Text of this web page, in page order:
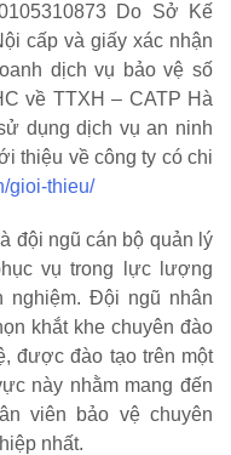
Do Sở Kế
cấp và giấy xác nhận
dịch vụ bảo vệ số
về TTXH – CATP Hà
dụng dịch vụ an ninh
thiệu về công ty có chi
gioi-thieu/
đội ngũ cán bộ quản lý
vụ trong lực lượng
nghiệm. Đội ngũ nhân
khắt khe chuyên đào
được đào tạo trên một
này nhằm mang đến
viên bảo vệ chuyên
nhất.